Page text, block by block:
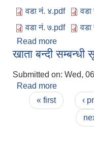
वडा नं. ४.pdf
वडा नं. ७.pdf
Read more
किस्ता)
खाता बन्दी सम्बन्धी
Submitted on: Wed,
Read more
Pages
« first ‹